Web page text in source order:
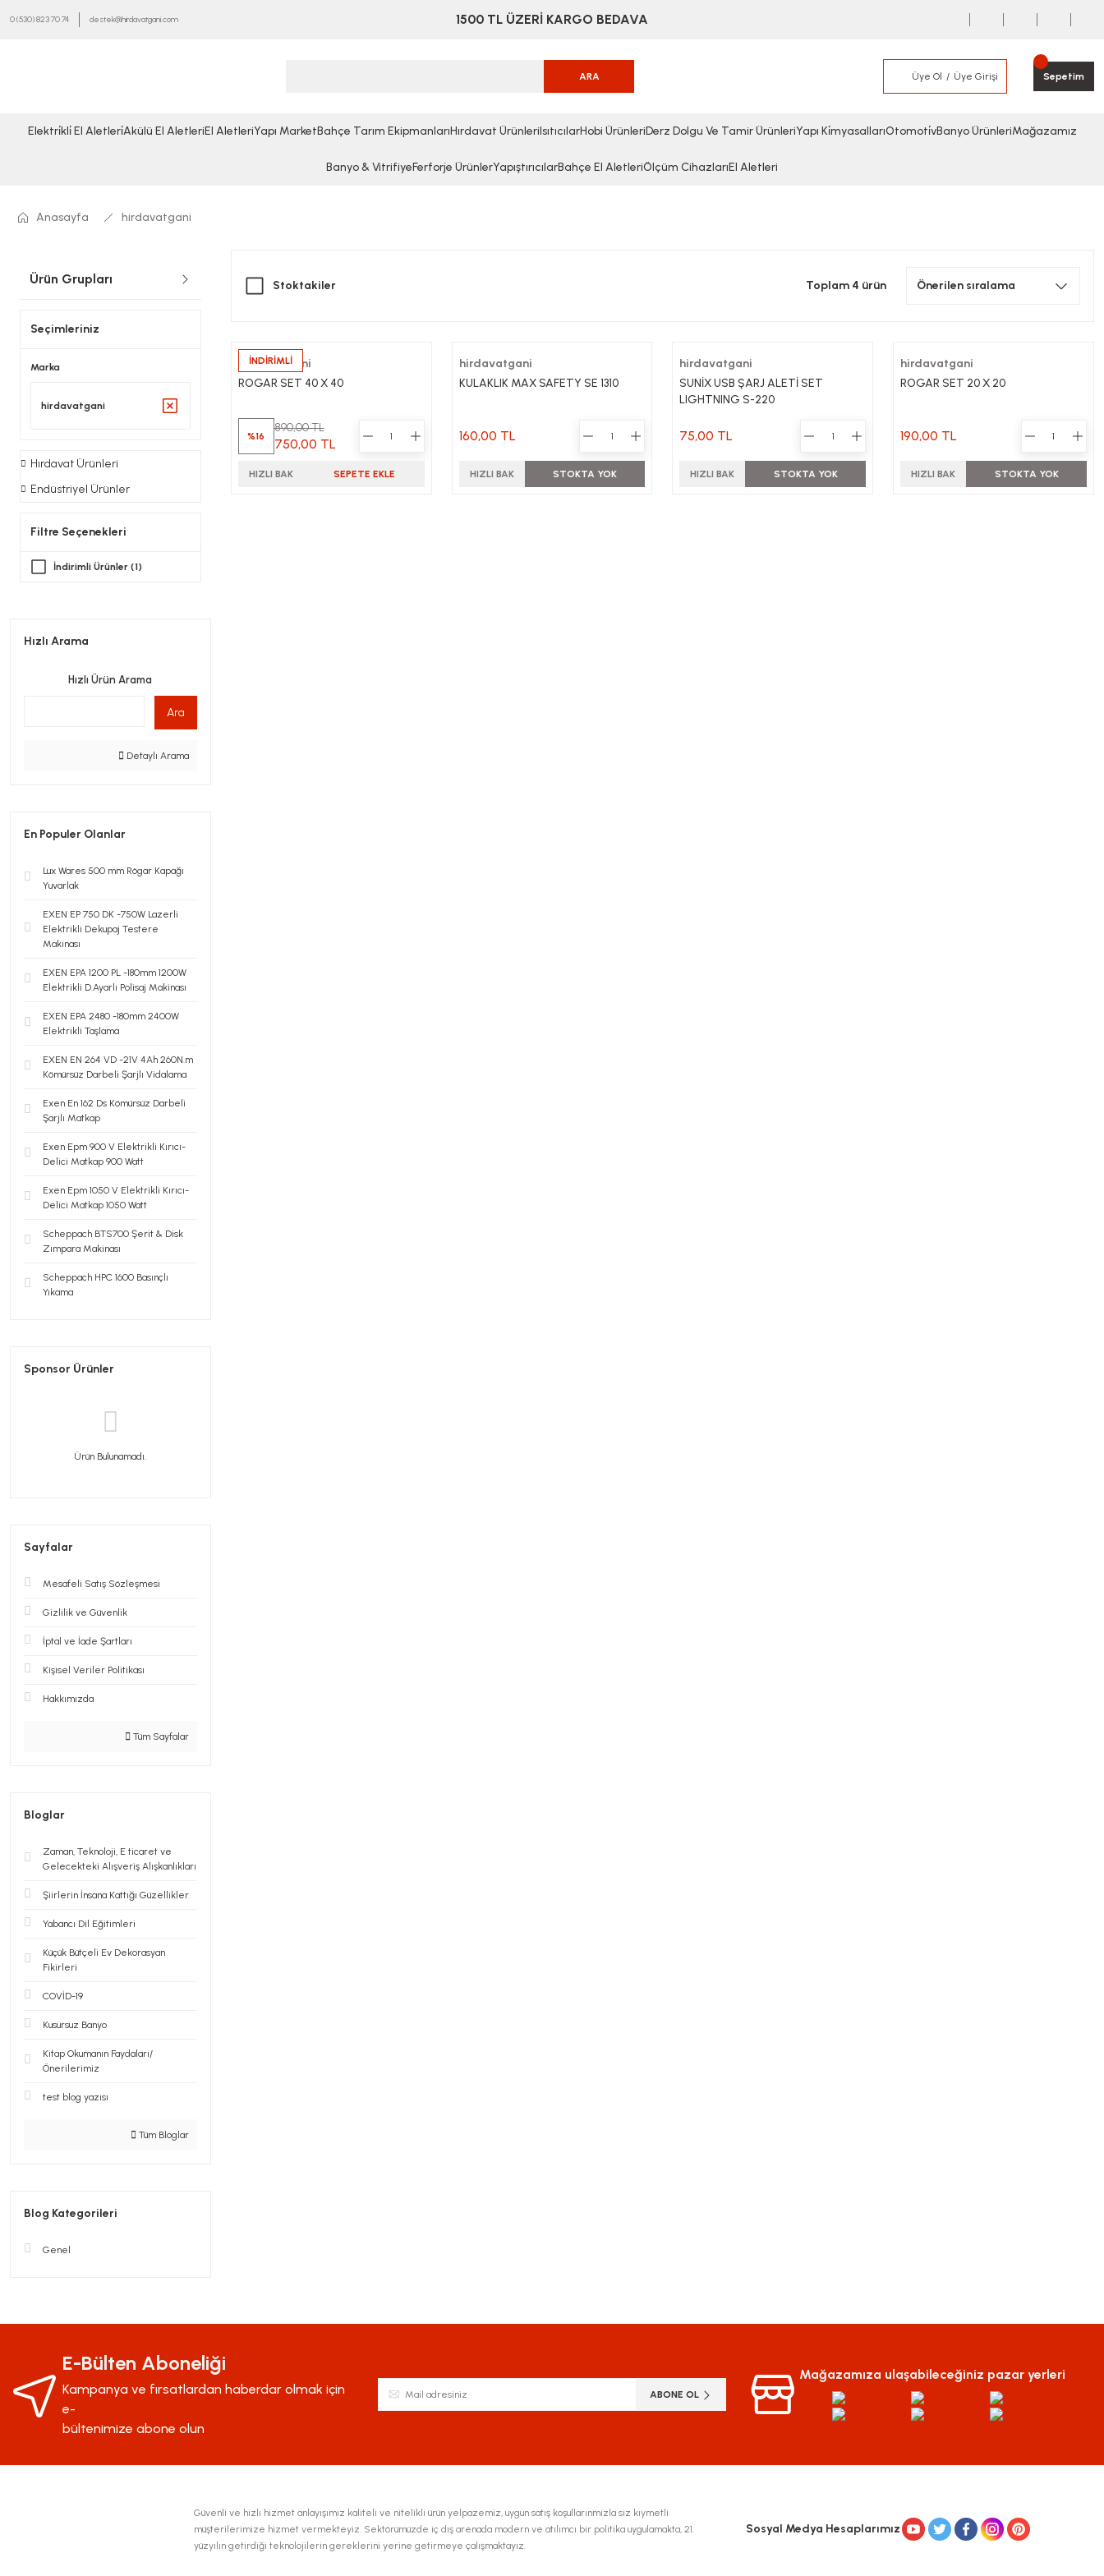
0 (530) 823 70 74 destek@hirdavatgani.com 1500 TL ÜZERİ KARGO BEDAVA
ARA Üye Ol Üye Girişi Sepetim
Elektri̇kli̇ El Aletleri̇Akülü El AletleriEl AletleriYapı MarketBahçe Tarım EkipmanlarıHırdavat ÜrünleriIsıtıcılarHobi ÜrünleriDerz Dolgu Ve Tamir ÜrünleriYapı Ki̇myasallarıOtomoti̇vBanyo ÜrünleriMağazamız
Banyo & VitrifiyeFerforje ÜrünlerYapıştırıcılarBahçe El AletleriÖlçüm CihazlarıEl Aletleri
Anasayfa hirdavatgani
Ürün Grupları
Seçimleriniz
Marka
hirdavatgani
Hırdavat Ürünleri
Endüstriyel Ürünler
Filtre Seçenekleri
İndirimli Ürünler (1)
Hızlı Arama
Hızlı Ürün Arama
Ara
Detaylı Arama
En Populer Olanlar
Lux Wares 500 mm Rögar Kapağı
Yuvarlak
EXEN EP 750 DK -750W Lazerli
Elektrikli Dekupaj Testere
Makinası
EXEN EPA 1200 PL -180mm 1200W
Elektrikli D.Ayarlı Polisaj Makinası
EXEN EPA 2480 -180mm 2400W
Elektrikli Taşlama
EXEN EN 264 VD -21V 4Ah 260N.m
Kömürsüz Darbeli Şarjlı Vidalama
Exen En 162 Ds Kömürsüz Darbeli
Şarjlı Matkap
Exen Epm 900 V Elektrikli Kırıcı-
Delici Matkap 900 Watt
Exen Epm 1050 V Elektrikli Kırıcı-
Delici Matkap 1050 Watt
Scheppach BTS700 Şerit & Disk
Zımpara Makinası
Scheppach HPC 1600 Basınçlı
Yıkama
Sponsor Ürünler
Ürün Bulunamadı.
Sayfalar
Mesafeli Satış Sözleşmesi
Gizlilik ve Güvenlik
İptal ve İade Şartları
Kişisel Veriler Politikası
Hakkımızda
Tüm Sayfalar
Bloglar
Zaman, Teknoloji, E ticaret ve
Gelecekteki Alışveriş Alışkanlıkları
Şiirlerin İnsana Kattığı Güzellikler
Yabancı Dil Eğitimleri
Küçük Bütçeli Ev Dekorasyan
Fikirleri
COVİD-19
Kusursuz Banyo
Kitap Okumanın Faydaları/
Önerilerimiz
test blog yazısı
Tüm Bloglar
Blog Kategorileri
Genel
Stoktakiler Toplam 4 ürün
İNDİRİMLİ
hirdavatgani
ROGAR SET 40 X 40
%16
890,00 TL
750,00 TL
HIZLI BAK SEPETE EKLE
hirdavatgani
KULAKLIK MAX SAFETY SE 1310
160,00 TL
HIZLI BAK STOKTA YOK
hirdavatgani
SUNİX USB ŞARJ ALETİ SET
LIGHTNING S-220
75,00 TL
HIZLI BAK STOKTA YOK
hirdavatgani
ROGAR SET 20 X 20
190,00 TL
HIZLI BAK STOKTA YOK
E-Bülten Aboneliği
Kampanya ve fırsatlardan haberdar olmak için
e-
bültenimize abone olun
ABONE OL
Mağazamıza ulaşabileceğiniz pazar yerleri
Güvenli ve hızlı hizmet anlayışımız kaliteli ve nitelikli ürün yelpazemiz, uygun satış koşullarınmızla siz kıymetli
müşterilerimize hizmet vermekteyiz. Sektörümüzde iç dış arenada modern ve atılımcı bir politika uygulamakta, 21.
yüzyılın getirdiği teknolojilerin gereklerini yerine getirmeye çalışmaktayız.
Sosyal Medya Hesaplarımız